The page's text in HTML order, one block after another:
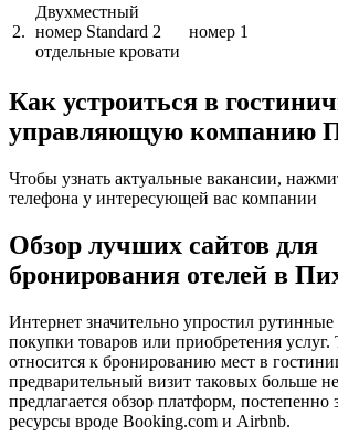
2.
Двухместный
номер Standard 2
отдельные кровати
номер 1
Как устроиться в
управляющую компанию
Чтобы узнать актуальные вакансии,
телефона у интересующей вас компании
Обзор лучших сайтов для
бронирования отелей в
Интернет значительно упростил
покупки товаров или приобретения
относится к бронированию мест в
предварительный визит таковых больше
предлагается обзор платформ,
ресурсы вроде Booking.com и Airbnb.